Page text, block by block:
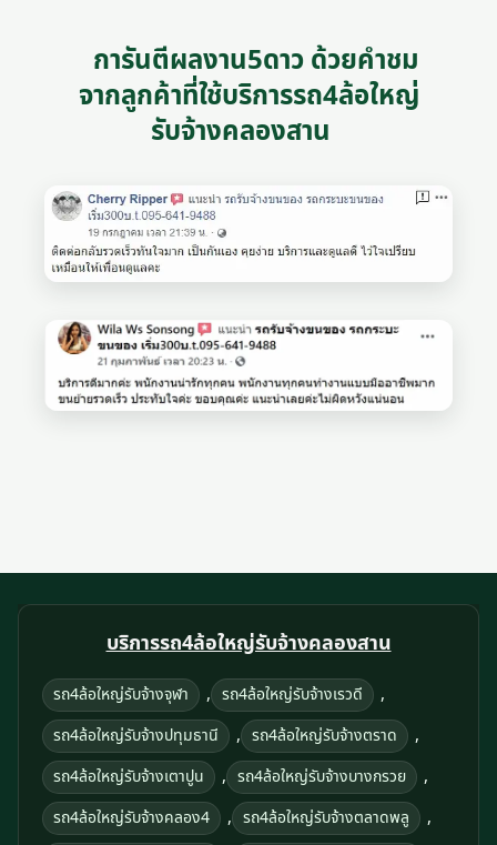
การันตีผลงาน5ดาว ด้วยคำชม
จากลูกค้าที่ใช้บริการรถ4ล้อใหญ่
รับจ้างคลองสาน
บริการรถ4ล้อใหญ่รับจ้างคลองสาน
รถ4ล้อใหญ่รับจ้างจุฬา , รถ4ล้อใหญ่รับจ้างเรวดี ,
รถ4ล้อใหญ่รับจ้างปทุมธานี , รถ4ล้อใหญ่รับจ้างตราด ,
รถ4ล้อใหญ่รับจ้างเตาปูน , รถ4ล้อใหญ่รับจ้างบางกรวย ,
รถ4ล้อใหญ่รับจ้างคลอง4 , รถ4ล้อใหญ่รับจ้างตลาดพลู ,